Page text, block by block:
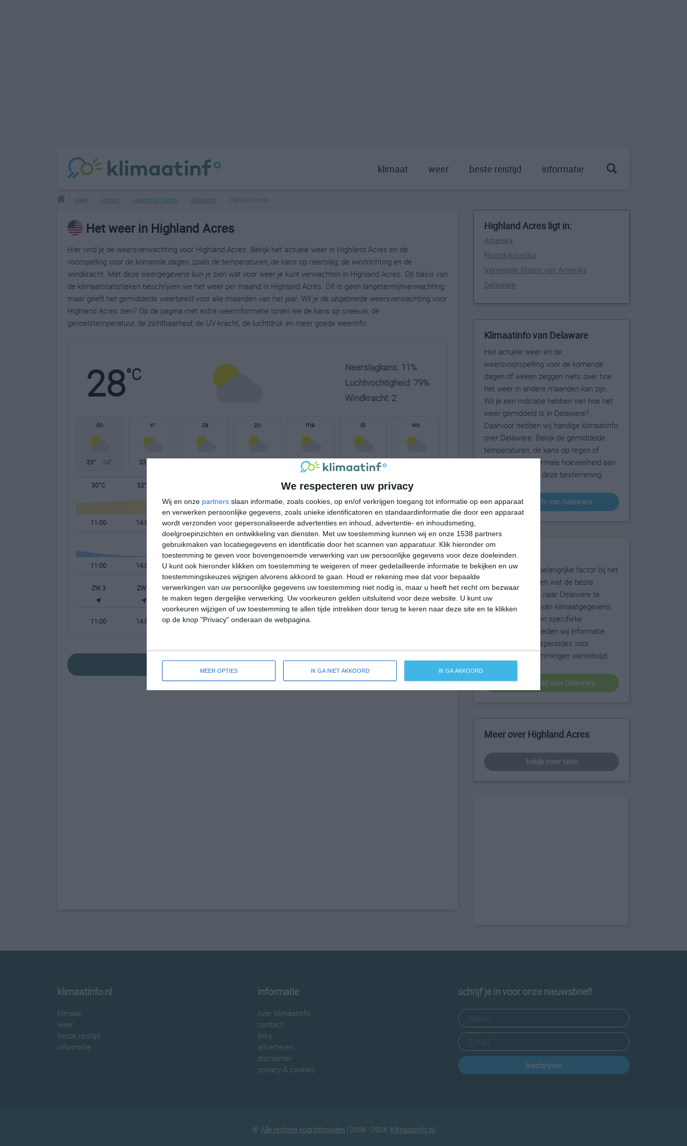
We respecteren uw privacy
Wij en onze partners slaan informatie, zoals cookies, op en/of verkrijgen toegang tot informatie op een apparaat
en verwerken persoonlijke gegevens, zoals unieke identificatoren en standaardinformatie die door een apparaat
wordt verzonden voor gepersonaliseerde advertenties en inhoud, advertentie- en inhoudsmeting,
doelgroepinzichten en ontwikkeling van diensten.
Met uw toestemming kunnen wij en onze 1538 partners
gebruikmaken van locatiegegevens en identificatie door het scannen van apparatuur. Klik hieronder om
toestemming te geven voor bovengenoemde verwerking van uw persoonlijke gegevens voor deze doeleinden.
U kunt ook hieronder klikken om toestemming te weigeren of meer gedetailleerde informatie te bekijken en uw
toestemmingskeuzes wijzigen alvorens akkoord te gaan.
Houd er rekening mee dat voor bepaalde
verwerkingen van uw persoonlijke gegevens uw toestemming niet nodig is, maar u heeft het recht om bezwaar
te maken tegen dergelijke verwerking. Uw voorkeuren gelden uitsluitend voor deze website. U kunt uw
voorkeuren wijzigen of uw toestemming te allen tijde intrekken door terug te keren naar deze site en te klikken
op de knop "Privacy" onderaan de webpagina.
MEER OPTIES IK GA NIET AKKOORD IK GA AKKOORD
klimaat weer beste reistijd informatie
weer landen verenigde staten delaware
Het weer in Highland Acres
Hier vind je de weersverwachting voor Highland Acres. Bekijk het actuele weer in Highland Acres en de
voorspelling voor de komende dagen, zoals de temperaturen, de kans op neerslag, de windrichting en de
windkracht. Met deze weergegevens kun je zien wat voor weer je kunt verwachten in Highland Acres. Op basis van
de klimaatstatistieken beschrijven we het weer per maand in Highland Acres. Dit is geen langetermijnverwachting,
maar geeft het gemiddelde weerbeeld voor alle maanden van het jaar. Wil je de uitgebreide weersverwachting voor
Highland Acres zien? Op de pagina met extra weerinformatie tonen we de kans op sneeuw, de
gevoelstemperatuur, de zichtbaarheid, de UV-kracht, de luchtdruk en meer goede weerinfo.
28°C
Neerslagkans: 11%
Luchtvochtigheid: 79%
Windkracht: 2
do
33° 24°
vr
33°
za zo ma
32° 22°
di
23°
wo
30°C 32°C 27°C 25°C 24°C 26°C
11:00 14:00 17:00 20:00 23:00 02:00 05:00 08:00
11:00 14:00 17:00 20:00 23:00 02:00 05:00 08:00
ZW 3 ZW 3 ZW 3 ZZW 2 ZZW 2 ZZW 2 ZW 2 ZW 2
11:00 14:00 17:00 20:00 23:00
bekijk de uitgebreide weersverwachting voor Highland Acres
Highland Acres ligt in:
Amerika
Noord-Amerika
Verenigde Staten van Amerika
Delaware
Klimaatinfo van Delaware
Het actuele weer en de
weersvoorspelling voor de komende
dagen of weken zeggen niets over hoe
het weer in andere maanden kan zijn.
Wil je een indicatie hebben van hoe het
weer gemiddeld is in Delaware?
Daarvoor hebben wij handige klimaatinfo
over Delaware. Bekijk de gemiddelde
temperaturen, de kans op regen of
sneeuw en de normale hoeveelheid aan
zonneschijn voor deze bestemming.
klimaatinfo van Delaware
Beste reistijd
Het weer is een belangrijke factor bij het
reizen. Wil je weten wat de beste
maanden zijn om naar Delaware te
reizen? Op basis van klimaatgegevens,
weersextremen en specifieke
weerinformatie bieden wij informatie
over de beste reisperiodes voor
duizenden bestemmingen wereldwijd.
beste reistijd voor Delaware
Meer over Highland Acres
bekijk meer sites
klimaatinfo.nl
klimaat
weer
beste reistijd
informatie
informatie
over klimaatinfo
contact
links
adverteren
disclaimer
privacy & cookies
schrijf je in voor onze nieuwsbrief!
Inschrijven
© Alle rechten voorbehouden | 2008 - 2026 Klimaatinfo.nl